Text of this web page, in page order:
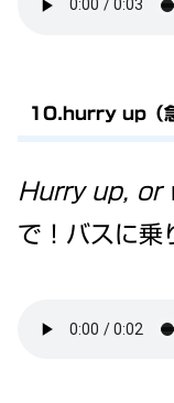
10.hurry up（急
Hurry up, or
で！バスに乗